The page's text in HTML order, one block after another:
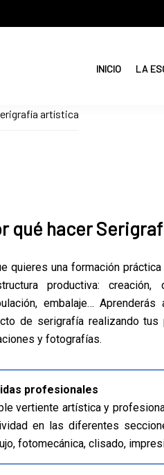
INICIO LA
artística
qué hacer
quieres una formación
productiva: creación,
embalaje…
de serigrafía realizando tus
y fotografías.
profesionales
vertiente artística y
en las diferentes
fotomecánica, clisado,